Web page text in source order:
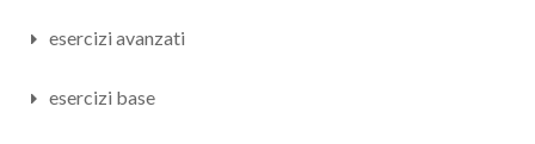
esercizi avanzati
esercizi base